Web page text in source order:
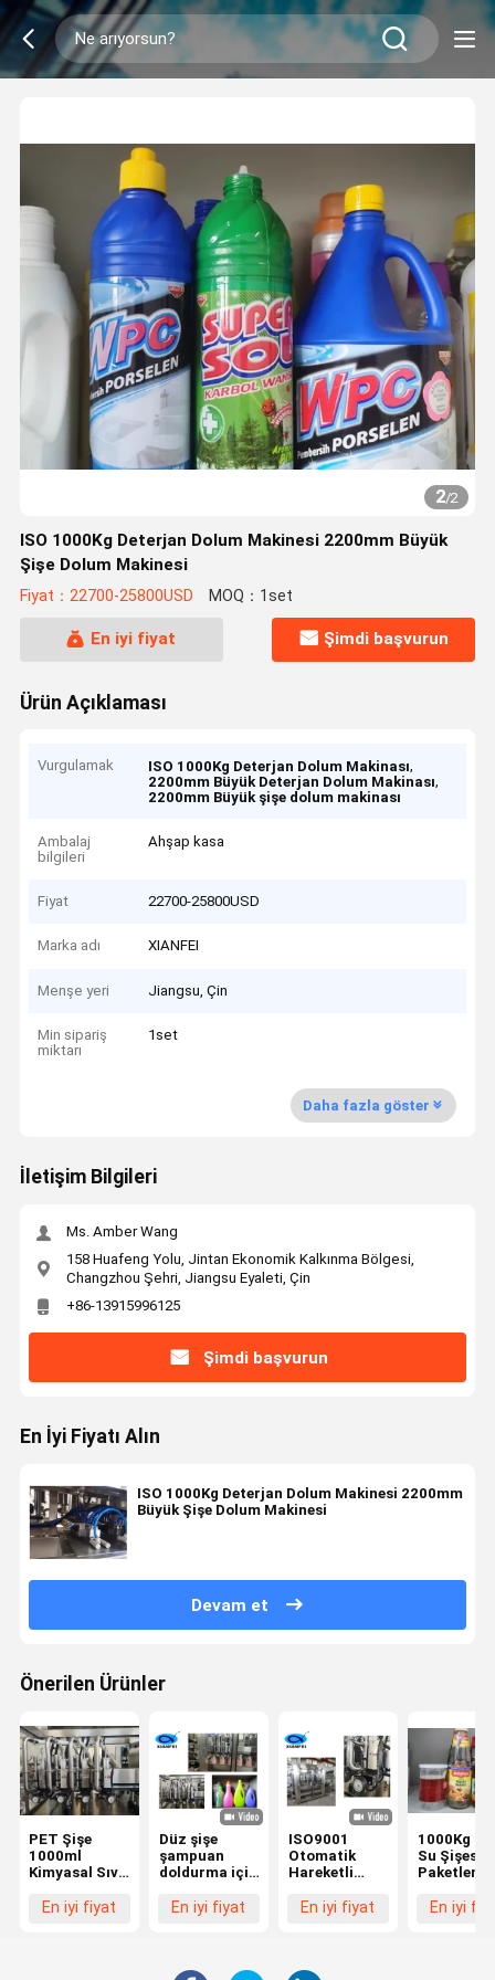
2/2
ISO 1000Kg Deterjan Dolum Makinesi 2200mm Büyük
Şişe Dolum Makinesi
Fiyat：22700-25800USD MOQ：1set
En iyi fiyat Şimdi başvurun
Ürün Açıklaması
Vurgulamak ISO 1000Kg Deterjan Dolum Makinası,
2200mm Büyük Deterjan Dolum Makinası,
2200mm Büyük şişe dolum makinası
Ambalaj
bilgileri
Ahşap kasa
Fiyat 22700-25800USD
Marka adı XIANFEI
Menşe yeri Jiangsu, Çin
Min sipariş
miktarı
1set
Daha fazla göster
İletişim Bilgileri
Ms. Amber Wang
158 Huafeng Yolu, Jintan Ekonomik Kalkınma Bölgesi,
Changzhou Şehri, Jiangsu Eyaleti, Çin
+86-13915996125
Şimdi başvurun
En İyi Fiyatı Alın
ISO 1000Kg Deterjan Dolum Makinesi 2200mm
Büyük Şişe Dolum Makinesi
Devam et
Önerilen Ürünler
PET Şişe
1000ml
Kimyasal Sıvı
Makinesi
En iyi fiyat
Düz şişe
şampuan
doldurma için
hareketli
makinesi
En iyi fiyat
ISO9001
Otomatik
Hareketli
Doldurma
Doldurma
En iyi fiyat
1000Kg
Su Şişesi
Paketleme
2000mm
En iyi